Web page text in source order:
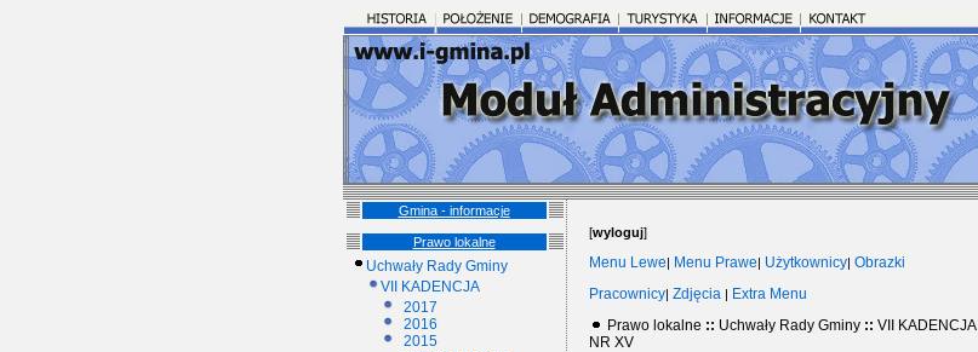
Gmina - informacje
Prawo lokalne
Uchwały Rady Gminy
VII KADENCJA
2017
2016
2015
[wyloguj]
Menu Lewe| Menu Prawe| Użytkownicy| Obrazki
Pracownicy| Zdjęcia | Extra Menu
Prawo lokalne :: Uchwały Rady Gminy :: VII KADENCJA
NR XV